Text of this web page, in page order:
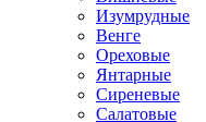
Изумрудные
Венге
Ореховые
Янтарные
Сиреневые
Салатовые